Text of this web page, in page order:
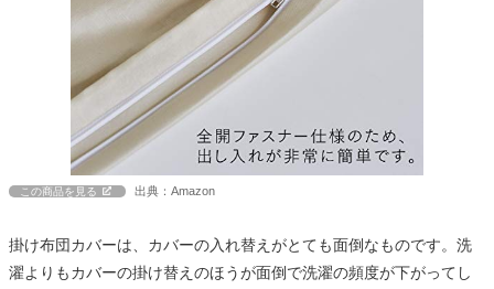
この商品を見る 出典：Amazon
掛け布団カバーは、カバーの入れ替えがとても面倒なものです。洗
濯よりもカバーの掛け替えのほうが面倒で洗濯の頻度が下がってし